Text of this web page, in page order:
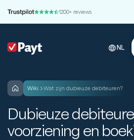
1200+ reviews
NL
wiki Wat zijn dubieuze debiteuren?
Dubieuze
voorziening en